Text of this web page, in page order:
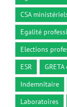
CSA
Egalité
Elections
ESR
Indemnitaire
Laboratoires